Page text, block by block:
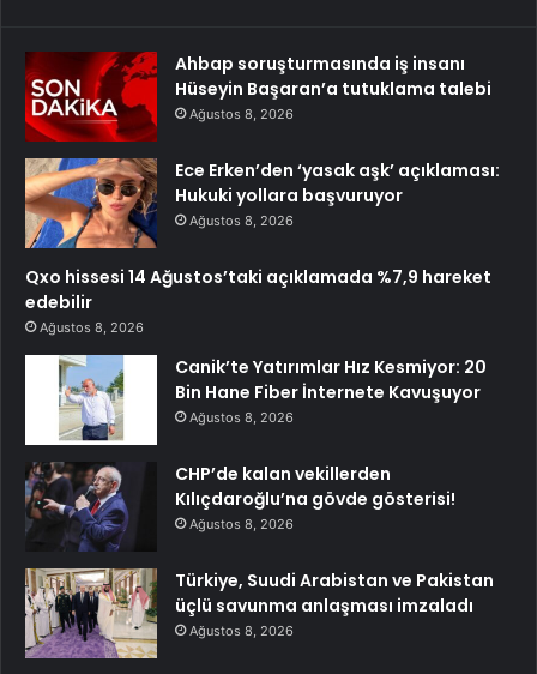
Ahbap soruşturmasında iş insanı
Hüseyin Başaran’a tutuklama talebi
Ağustos 8, 2026
Ece Erken’den ‘yasak aşk’ açıklaması:
Hukuki yollara başvuruyor
Ağustos 8, 2026
Qxo hissesi 14 Ağustos’taki açıklamada %7,9 hareket
edebilir
Ağustos 8, 2026
Canik’te Yatırımlar Hız Kesmiyor: 20
Bin Hane Fiber İnternete Kavuşuyor
Ağustos 8, 2026
CHP’de kalan vekillerden
Kılıçdaroğlu’na gövde gösterisi!
Ağustos 8, 2026
Türkiye, Suudi Arabistan ve Pakistan
üçlü savunma anlaşması imzaladı
Ağustos 8, 2026